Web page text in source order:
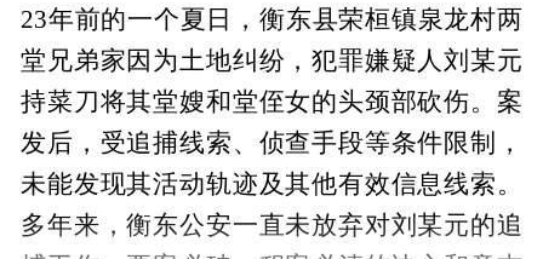
23年前的一个夏日，衡东县荣桓镇泉龙村两
堂兄弟家因为土地纠纷，犯罪嫌疑人刘某元
持菜刀将其堂嫂和堂侄女的头颈部砍伤。案
发后，受追捕线索、侦查手段等条件限制，
未能发现其活动轨迹及其他有效信息线索。
多年来，衡东公安一直未放弃对刘某元的追